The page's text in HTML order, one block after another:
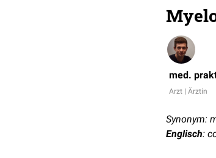
med.
Arzt | Ärztin
Synonym:
Englisch: